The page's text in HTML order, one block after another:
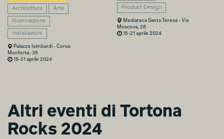
Architettura Arte
Illuminazione
Installazioni
Palazzo Isimbardi - Corso
Monforte, 35
15-21 aprile 2024
Product Design
Mediateca Santa Teresa - Via
Moscova, 28
15-21 aprile 2024
Altri eventi di Tortona
Rocks 2024